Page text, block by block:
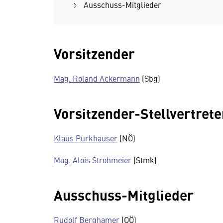
Ausschuss-Mitglieder
Vorsitzender
Mag. Roland Ackermann (Sbg)
Vorsitzender-
Klaus Purkhauser (NÖ)
Mag. Alois Strohmeier (Stmk)
Ausschuss-Mitglieder
Rudolf Berghamer (OÖ)